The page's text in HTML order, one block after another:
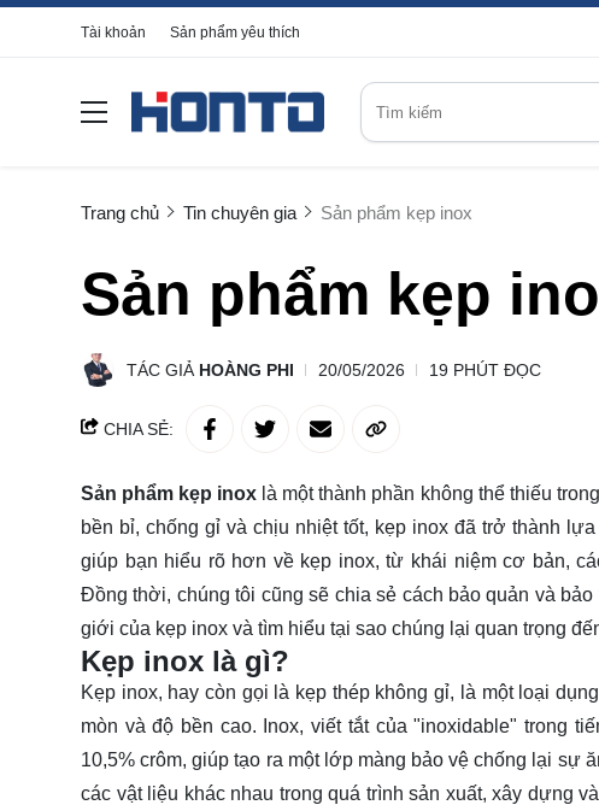
Tài khoản Sản phẩm yêu thích
Trang chủ Tin chuyên gia Sản phẩm kẹp inox
Sản phẩm kẹp
TÁC GIẢ HOÀNG PHI 20/05/2026 19 PHÚT ĐỌC
CHIA SẺ:
Sản phẩm kẹp inox là một thành phần không thể thiếu
bền bỉ, chống gỉ và chịu nhiệt tốt, kẹp inox đã trở thành
giúp bạn hiểu rõ hơn về kẹp inox, từ khái niệm cơ bản,
Đồng thời, chúng tôi cũng sẽ chia sẻ cách bảo quản và
giới của kẹp inox và tìm hiểu tại sao chúng lại quan trọng
Kẹp inox là gì?
Kẹp inox, hay còn gọi là kẹp thép không gỉ, là một loại
mòn và độ bền cao. Inox, viết tắt của "inoxidable" trong
10,5% crôm, giúp tạo ra một lớp màng bảo vệ chống lại
các vật liệu khác nhau trong quá trình sản xuất, xây dựng